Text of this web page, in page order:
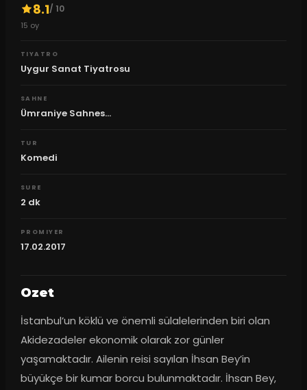
8.1/ 10
15 oy
TIYATRO
Uygur Sanat Tiyatrosu
SAHNE
Ümraniye Sahnes...
TUR
Komedi
SURE
2 dk
PROMIYER
17.02.2017
Ozet
İstanbul’un köklü ve önemli sülalelerinden biri olan
Akidezadeler ekonomik olarak zor günler
yaşamaktadır. Ailenin reisi sayılan İhsan Bey’in
büyükçe bir kumar borcu bulunmaktadır. İhsan Bey,